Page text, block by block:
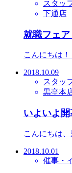
スタッ
下通店
就職フェ
こんにちは
2018.10.09
スタッ
黒亭本
いよいよ
こんにちは
2018.10.01
催事・